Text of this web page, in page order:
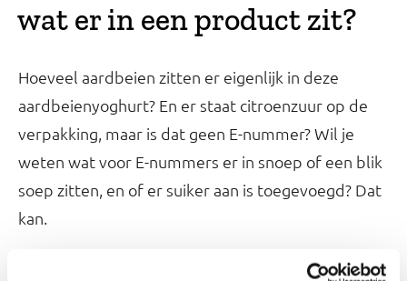
wat er in een product zit?
Hoeveel aardbeien zitten er eigenlijk in deze
aardbeienyoghurt? En er staat citroenzuur op de
verpakking, maar is dat geen E-nummer? Wil je
weten wat voor E-nummers er in snoep of een blik
soep zitten, en of er suiker aan is toegevoegd? Dat
kan.
Fabrikanten zijn verplicht te vermelden waaruit